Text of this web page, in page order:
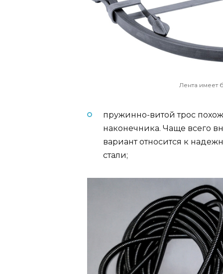
Лента имеет
пружинно-витой трос
наконечника. Чаще всего
вариант относится к
стали;